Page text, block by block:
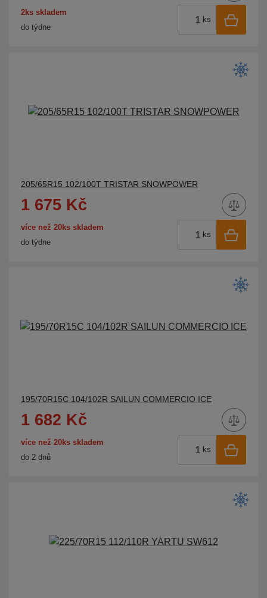
2ks skladem
do týdne
ks
205/65R15 102/100T TRISTAR SNOWPOWER
1 675 Kč
více než 20ks skladem
do týdne
ks
195/70R15C 104/102R SAILUN COMMERCIO ICE
1 682 Kč
více než 20ks skladem
do 2 dnů
ks